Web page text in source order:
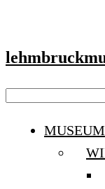
MUSEUM